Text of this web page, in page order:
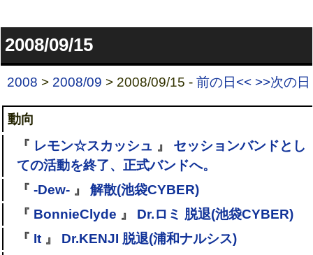
2008/09/15
2008 > 2008/09 > 2008/09/15 -前の日<< >>次の日
動向
『 レモン☆スカッシュ 』 セッションバンドとし
ての活動を終了、正式バンドへ。
『 -Dew-』 解散(池袋CYBER)
『 BonnieClyde 』 Dr.ロミ 脱退(池袋CYBER)
『 It』 Dr.KENJI 脱退(浦和ナルシス)